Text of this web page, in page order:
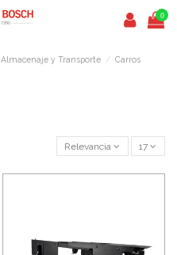
0
Almacenaje y Transporte Carros
Relevancia 17